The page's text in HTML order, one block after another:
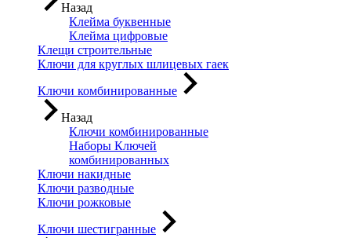
Назад
Клейма буквенные
Клейма цифровые
Клещи строительные
Ключи для круглых шлицевых гаек
Ключи комбинированные
Назад
Ключи комбинированные
Наборы Ключей
комбинированных
Ключи накидные
Ключи разводные
Ключи рожковые
Ключи шестигранные